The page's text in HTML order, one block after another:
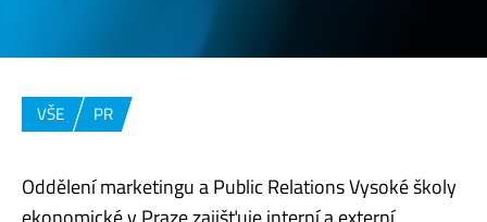
VŠE PR
Oddělení marketingu a Public Relations Vysoké školy